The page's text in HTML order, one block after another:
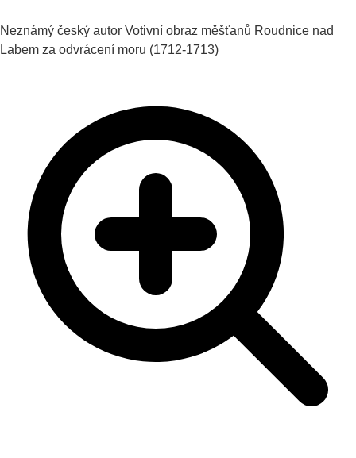
Neznámý český autor Votivní obraz měšťanů Roudnice nad
Labem za odvrácení moru (1712-1713)